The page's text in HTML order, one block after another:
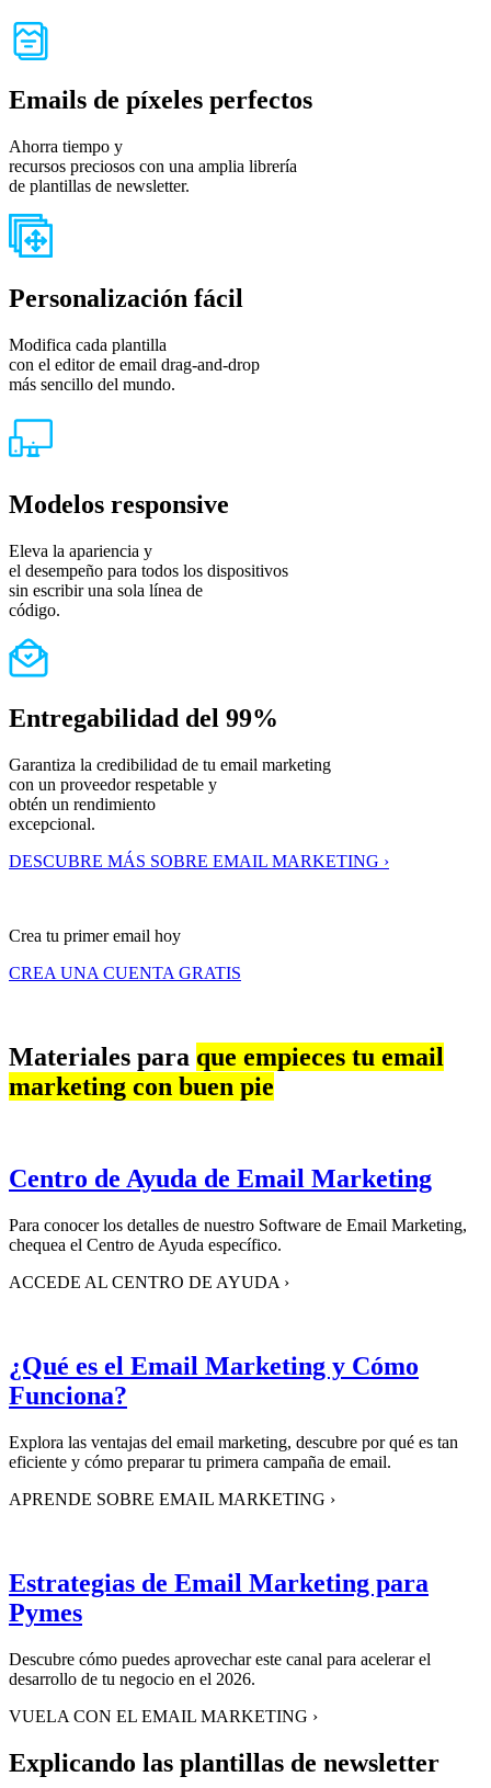
Emails de píxeles perfectos
Ahorra tiempo y
recursos preciosos con una amplia librería
de plantillas de newsletter.
Personalización fácil
Modifica cada plantilla
con el editor de email drag-and-drop
más sencillo del mundo.
Modelos responsive
Eleva la apariencia y
el desempeño para todos los dispositivos
sin escribir una sola línea de
código.
Entregabilidad del 99%
Garantiza la credibilidad de tu email marketing
con un proveedor respetable y
obtén un rendimiento
excepcional.
DESCUBRE MÁS SOBRE EMAIL MARKETING ›
Crea tu primer email hoy
CREA UNA CUENTA GRATIS
Materiales para que empieces tu email
marketing con buen pie
Centro de Ayuda de Email Marketing
Para conocer los detalles de nuestro Software de Email Marketing,
chequea el Centro de Ayuda específico.
ACCEDE AL CENTRO DE AYUDA ›
¿Qué es el Email Marketing y Cómo
Funciona?
Explora las ventajas del email marketing, descubre por qué es tan
eficiente y cómo preparar tu primera campaña de email.
APRENDE SOBRE EMAIL MARKETING ›
Estrategias de Email Marketing para
Pymes
Descubre cómo puedes aprovechar este canal para acelerar el
desarrollo de tu negocio en el 2026.
VUELA CON EL EMAIL MARKETING ›
Explicando las plantillas de newsletter